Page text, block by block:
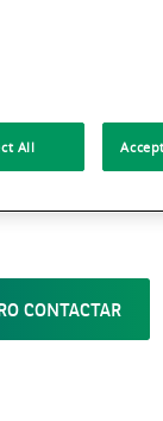
Paribas Real
la mejor
a nuestro
CONTACTAR
All